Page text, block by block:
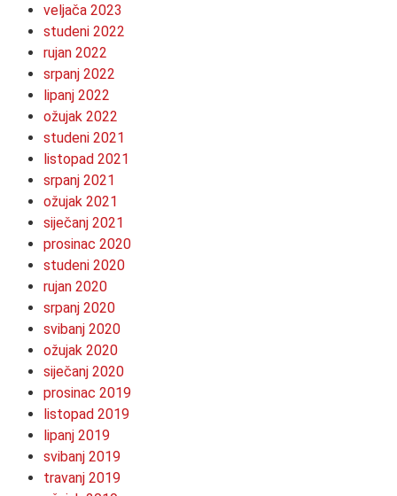
veljača 2023
studeni 2022
rujan 2022
srpanj 2022
lipanj 2022
ožujak 2022
studeni 2021
listopad 2021
srpanj 2021
ožujak 2021
siječanj 2021
prosinac 2020
studeni 2020
rujan 2020
srpanj 2020
svibanj 2020
ožujak 2020
siječanj 2020
prosinac 2019
listopad 2019
lipanj 2019
svibanj 2019
travanj 2019